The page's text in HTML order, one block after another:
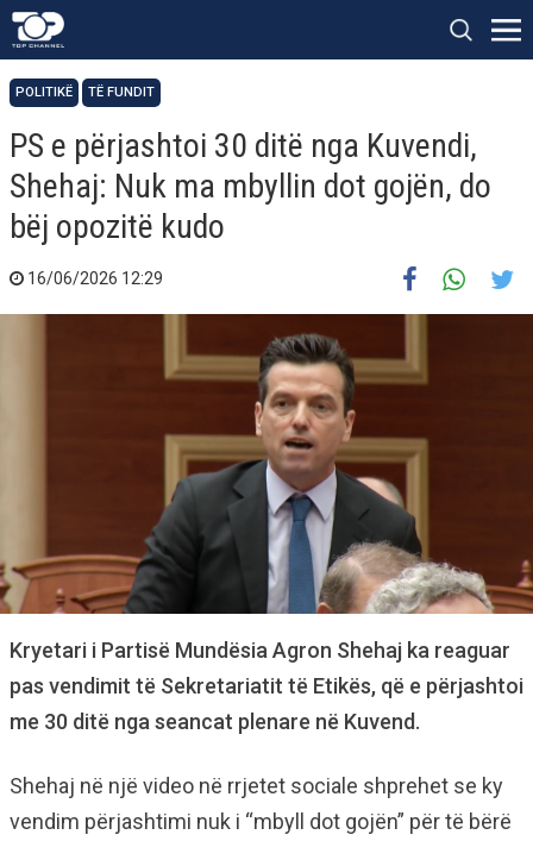
POLITIKË TË FUNDIT
PS e përjashtoi 30 ditë nga Kuvendi,
Shehaj: Nuk ma mbyllin dot gojën, do
bëj opozitë kudo
16/06/2026 12:29
Kryetari i Partisë Mundësia Agron Shehaj ka reaguar
pas vendimit të Sekretariatit të Etikës, që e përjashtoi
me 30 ditë nga seancat plenare në Kuvend.
Shehaj në një video në rrjetet sociale shprehet se ky
vendim përjashtimi nuk i “mbyll dot gojën” për të bërë